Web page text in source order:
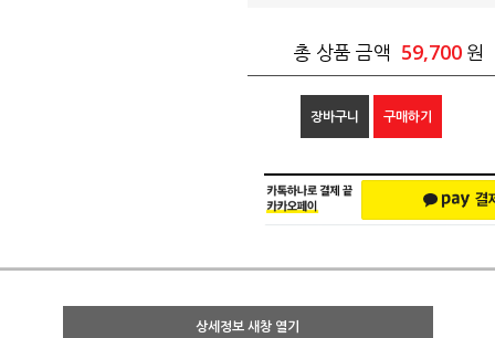
총 상품 금액 59,700 원
장바구니 구매하기
상세정보 새창 열기